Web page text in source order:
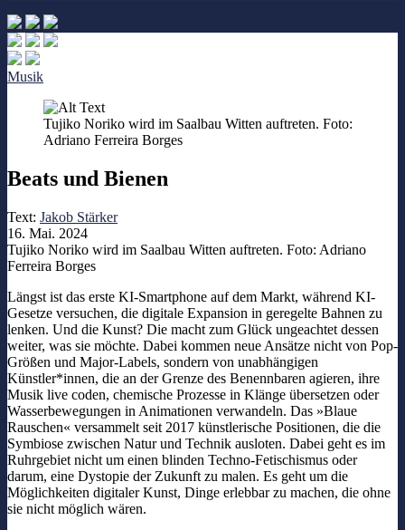
Musik
Tujiko Noriko wird im Saalbau Witten auftreten. Foto:
Adriano Ferreira Borges
Beats und Bienen
Text: Jakob Stärker
16. Mai. 2024
Tujiko Noriko wird im Saalbau Witten auftreten. Foto: Adriano
Ferreira Borges
Längst ist das erste KI-Smartphone auf dem Markt, während KI-
Gesetze versuchen, die digitale Expansion in geregelte Bahnen zu
lenken. Und die Kunst? Die macht zum Glück ungeachtet dessen
weiter, was sie möchte. Dabei kommen neue Ansätze nicht von Pop-
Größen und Major-Labels, sondern von unabhängigen
Künstler*innen, die an der Grenze des Benennbaren agieren, ihre
Musik live coden, chemische Prozesse in Klänge übersetzen oder
Wasserbewegungen in Animationen verwandeln. Das »Blaue
Rauschen« versammelt seit 2017 künstlerische Positionen, die die
Symbiose zwischen Natur und Technik ausloten. Dabei geht es im
Ruhrgebiet nicht um einen blinden Techno-Fetischismus oder
darum, eine Dystopie der Zukunft zu malen. Es geht um die
Möglichkeiten digitaler Kunst, Dinge erlebbar zu machen, die ohne
sie nicht möglich wären.